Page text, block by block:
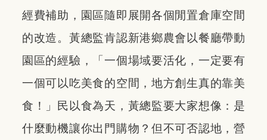
經費補助，園區隨即展開各個閒置倉庫空間
的改造。黃總監肯認新港鄉農會以餐廳帶動
園區的經驗，「一個場域要活化，一定要有
一個可以吃美食的空間，地方創生真的靠美
食！
」民以食為天，黃總監要大家想像：是
什麼動機讓你出門購物？但不可否認地，營